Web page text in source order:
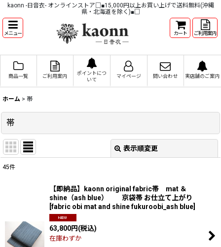
kaonn -日音衣- オンラインストア□■15,000円以上お買い上げで送料無料(沖縄
県・北海道を除く)■□
メニュー カート ご利用案内
商品一覧 ご利用案内
ポイントにつ
いて
マイページ 問い合わせ 実店舗のご案内
ホーム > 帯
帯
表示順変更
並び順
45件
【即納品】kaonn original fabric帯 mat ＆
shine（ash blue） 京袋帯 お仕立て上がり
[fabric obi mat and shine fukuroobi_ash blue
63,800円(税込)
在庫わずか